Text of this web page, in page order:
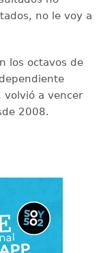
no le voy a
los octavos de
volvió a vencer
2008.